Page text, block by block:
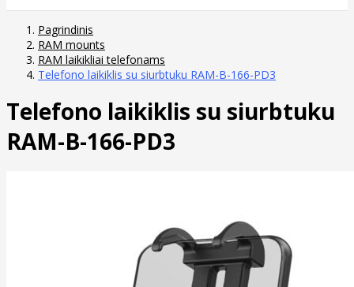
Pagrindinis
RAM mounts
RAM laikikliai telefonams
Telefono laikiklis su siurbtuku RAM-B-166-PD3
Telefono laikiklis su siurbtuku
RAM-B-166-PD3